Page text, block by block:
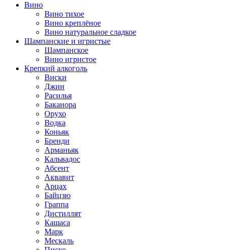
Вино
Вино тихое
Вино креплёное
Вино натуральное сладкое
Шампанские и игристые
Шампанское
Вино игристое
Крепкий алкоголь
Виски
Джин
Расилья
Баканора
Орухо
Водка
Коньяк
Бренди
Арманьяк
Кальвадос
Абсент
Аквавит
Арцах
Байцзю
Граппа
Дистиллят
Кашаса
Марк
Мескаль